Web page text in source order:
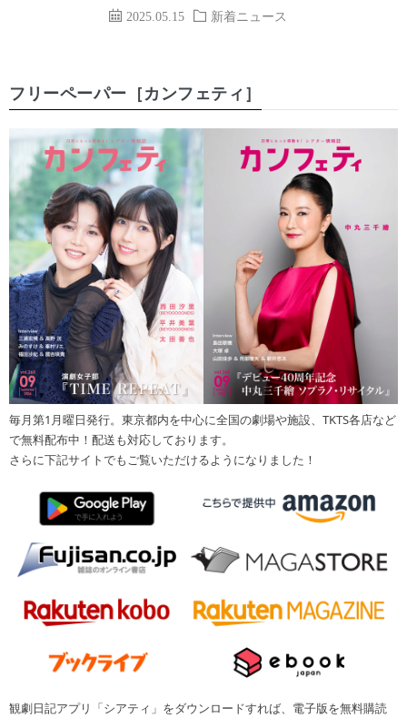
2025.05.15 新着ニュース
フリーペーパー［カンフェティ］
毎月第1月曜日発行。東京都内を中心に全国の劇場や施設、TKTS各店など
で無料配布中！配送も対応しております。
さらに下記サイトでもご覧いただけるようになりました！
観劇日記アプリ「シアティ」をダウンロードすれば、電子版を無料購読